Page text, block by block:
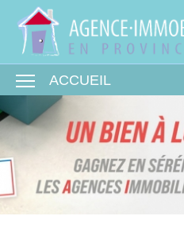
Toggle main menu visibility
ACCUEIL